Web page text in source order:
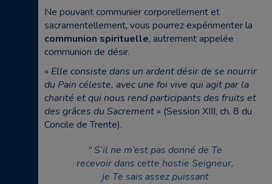
Ne pouvant communier corporellement et
sacramentellement, vous pourrez expérimenter la
communion spirituelle, autrement appelée
communion de désir.
« Elle consiste dans un ardent désir de se nourrir
du Pain céleste, avec une foi vive qui agit par la
charité et qui nous rend participants des fruits et
des grâces du Sacrement » (Session XIII, ch. 8 du
Concile de Trente).
S’il ne m’est pas donné de Te
recevoir dans cette hostie Seigneur,
je Te sais assez puissant